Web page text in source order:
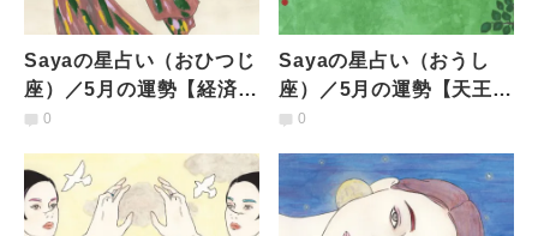
Sayaの星占い（おひつじ
座）／5月の運勢【経済面
が課題に。張り詰めすぎ
を向けてバランスを】
0
Sayaの星占い（おうし
座）／5月の運勢【天王星
が頭上を去ったなか、大
こと】
0